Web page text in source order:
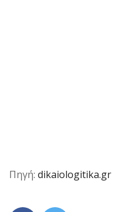
Πηγή: dikaiologitika.gr